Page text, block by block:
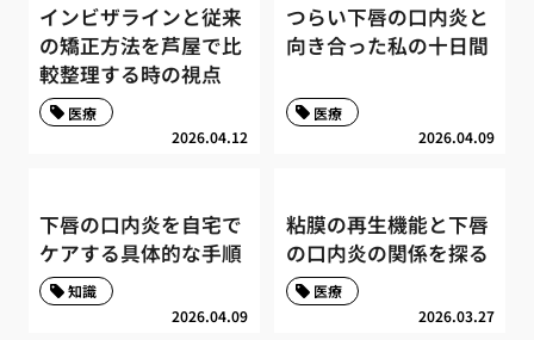
インビザラインと従来
の矯正方法を芦屋で比
較整理する時の視点
2026.04.12
医療
つらい下唇の口内炎と
向き合った私の十日間
2026.04.09
医療
下唇の口内炎を自宅で
ケアする具体的な手順
2026.04.09
知識
粘膜の再生機能と下唇
の口内炎の関係を探る
2026.03.27
医療